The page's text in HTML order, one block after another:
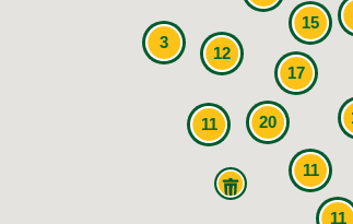
17
11
11
12
11
15
20
3